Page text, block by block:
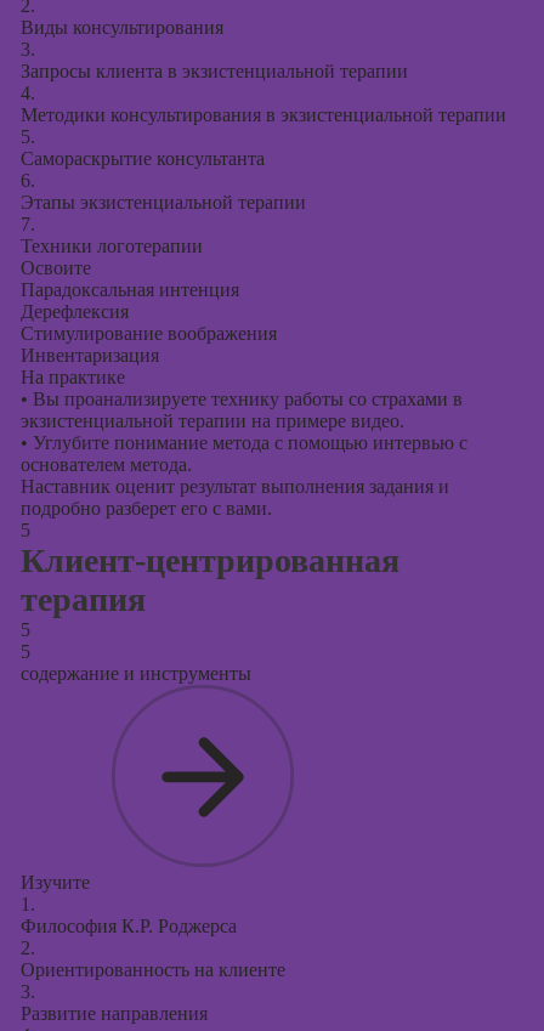
2.
Виды консультирования
3.
Запросы клиента в экзистенциальной терапии
4.
Методики консультирования в экзистенциальной терапии
5.
Самораскрытие консультанта
6.
Этапы экзистенциальной терапии
7.
Техники логотерапии
Освоите
Парадоксальная интенция
Дерефлексия
Стимулирование воображения
Инвентаризация
На практике
• Вы проанализируете технику работы со страхами в
экзистенциальной терапии на примере видео.
• Углубите понимание метода с помощью интервью с
основателем метода.
Наставник оценит результат выполнения задания и
подробно разберет его с вами.
5
Клиент-центрированная
терапия
5
5
содержание и инструменты
Изучите
1.
Философия К.Р. Роджерса
2.
Ориентированность на клиенте
3.
Развитие направления